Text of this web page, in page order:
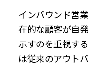
インバウンド営
在的な顧客が自
示すのを重視す
は従来のアウト